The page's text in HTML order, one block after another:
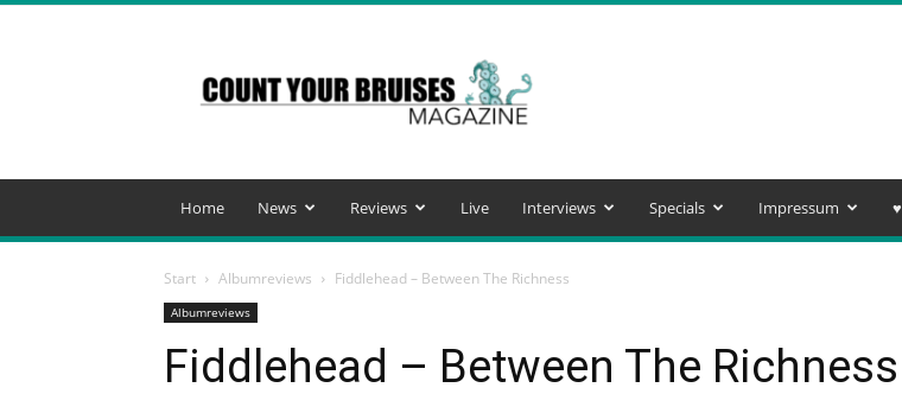
Your
Bruises
Magazine
Home News Reviews Live Interviews Specials Impressum ♥️
Start Albumreviews Fiddlehead – Between The Richness
Albumreviews
Fiddlehead – Between The Richness